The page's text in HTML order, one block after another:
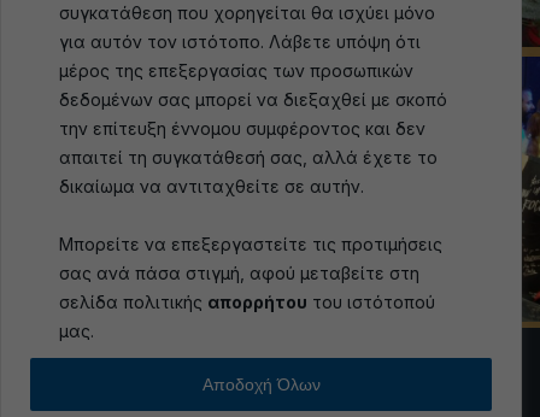
συγκατάθεση που χορηγείται θα ισχύει μόνο
για αυτόν τον ιστότοπο. Λάβετε υπόψη ότι
μέρος της επεξεργασίας των προσωπικών
δεδομένων σας μπορεί να διεξαχθεί με σκοπό
την επίτευξη έννομου συμφέροντος και δεν
απαιτεί τη συγκατάθεσή σας, αλλά έχετε το
δικαίωμα να αντιταχθείτε σε αυτήν.
Μπορείτε να επεξεργαστείτε τις προτιμήσεις
σας ανά πάσα στιγμή, αφού μεταβείτε στη
σελίδα πολιτικής απορρήτου του ιστότοπού
μας.
Αποδοχή Όλων